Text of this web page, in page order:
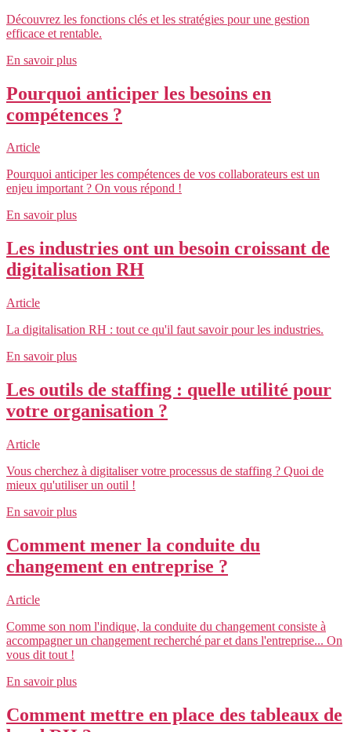
Découvrez les fonctions clés et les stratégies pour une gestion
efficace et rentable.
En savoir plus
Pourquoi anticiper les besoins en
compétences ?
Article
Pourquoi anticiper les compétences de vos collaborateurs est un
enjeu important ? On vous répond !
En savoir plus
Les industries ont un besoin croissant de
digitalisation RH
Article
La digitalisation RH : tout ce qu'il faut savoir pour les industries.
En savoir plus
Les outils de staffing : quelle utilité pour
votre organisation ?
Article
Vous cherchez à digitaliser votre processus de staffing ? Quoi de
mieux qu'utiliser un outil !
En savoir plus
Comment mener la conduite du
changement en entreprise ?
Article
Comme son nom l'indique, la conduite du changement consiste à
accompagner un changement recherché par et dans l'entreprise... On
vous dit tout !
En savoir plus
Comment mettre en place des tableaux de